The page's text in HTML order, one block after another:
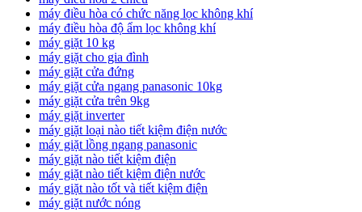
máy điều hòa có chức năng lọc không khí
máy điều hòa độ ẩm lọc không khí
máy giặt 10 kg
máy giặt cho gia đình
máy giặt cửa đứng
máy giặt cửa ngang panasonic 10kg
máy giặt cửa trên 9kg
máy giặt inverter
máy giặt loại nào tiết kiệm điện nước
máy giặt lồng ngang panasonic
máy giặt nào tiết kiệm điện
máy giặt nào tiết kiệm điện nước
máy giặt nào tốt và tiết kiệm điện
máy giặt nước nóng